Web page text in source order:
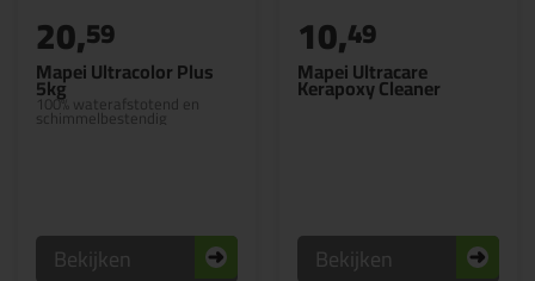
Mapei Ultracolor Plus
5kg
100% waterafstotend en
schimmelbestendig
20,59
Bekijken
Mapei Ultracare
Kerapoxy Cleaner
10,49
Bekijken